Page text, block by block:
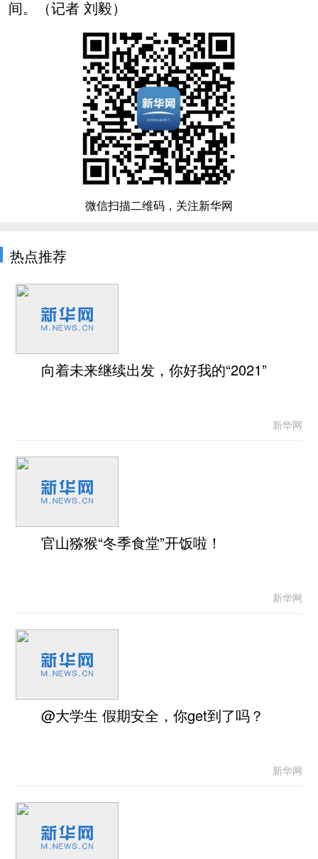
间。（记者 刘毅）
微信扫描二维码，关注新华网
热点推荐
向着未来继续出发，你好我的“2021”
新华网
官山猕猴“冬季食堂”开饭啦！
新华网
@大学生 假期安全，你get到了吗？
新华网